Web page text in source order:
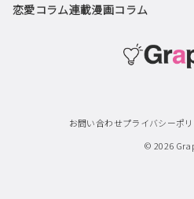
恋愛コラム連載漫画コラム
お問い合わせプライバシーポ
© 2026